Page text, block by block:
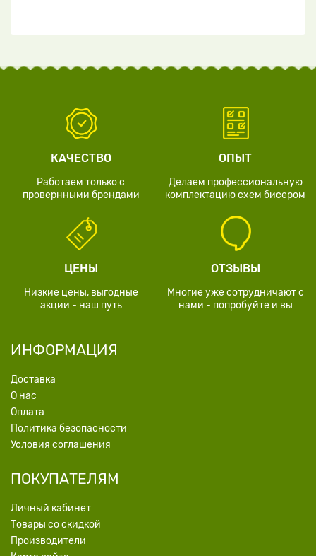
КАЧЕСТВО
Работаем только с
провернными брендами
ОПЫТ
Делаем профессиональную
комплектацию схем бисером
ЦЕНЫ
Низкие цены, выгодные
акции - наш путь
ОТЗЫВЫ
Многие уже сотрудничают с
нами - попробуйте и вы
ИНФОРМАЦИЯ
Доставка
О нас
Оплата
Политика безопасности
Условия соглашения
ПОКУПАТЕЛЯМ
Личный кабинет
Товары со скидкой
Производители